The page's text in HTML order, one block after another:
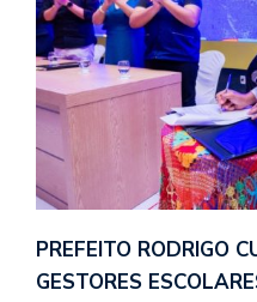
PREFEITO RODRIGO
GESTORES